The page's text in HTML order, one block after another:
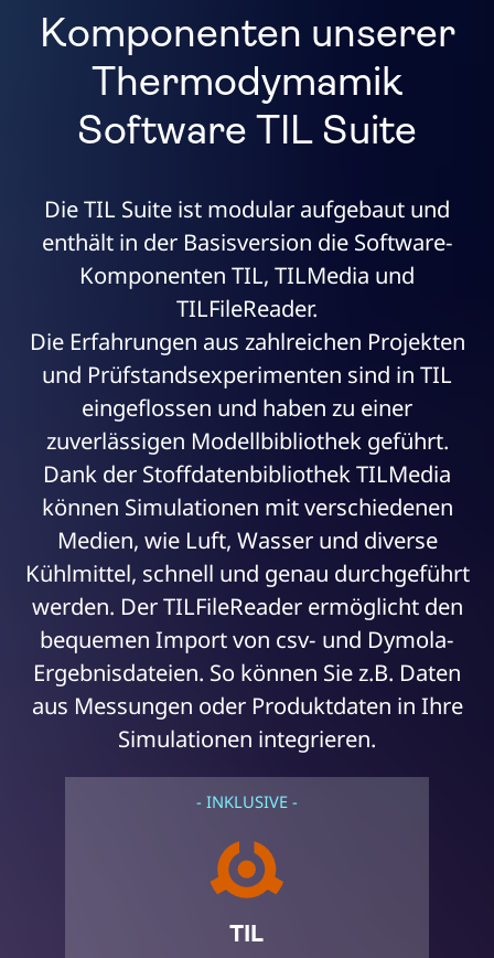
Komponenten unserer
Thermodymamik
Software TIL Suite
Die TIL Suite ist modular aufgebaut und
enthält in der Basisversion die Software-
Komponenten TIL, TILMedia und
TILFileReader.
Die Erfahrungen aus zahlreichen Projekten
und Prüfstandsexperimenten sind in TIL
eingeflossen und haben zu einer
zuverlässigen Modellbibliothek geführt.
Dank der Stoffdatenbibliothek TILMedia
können Simulationen mit verschiedenen
Medien, wie Luft, Wasser und diverse
Kühlmittel, schnell und genau durchgeführt
werden. Der TILFileReader ermöglicht den
bequemen Import von csv- und Dymola-
Ergebnisdateien. So können Sie z.B. Daten
aus Messungen oder Produktdaten in Ihre
Simulationen integrieren.
- INKLUSIVE -
TIL